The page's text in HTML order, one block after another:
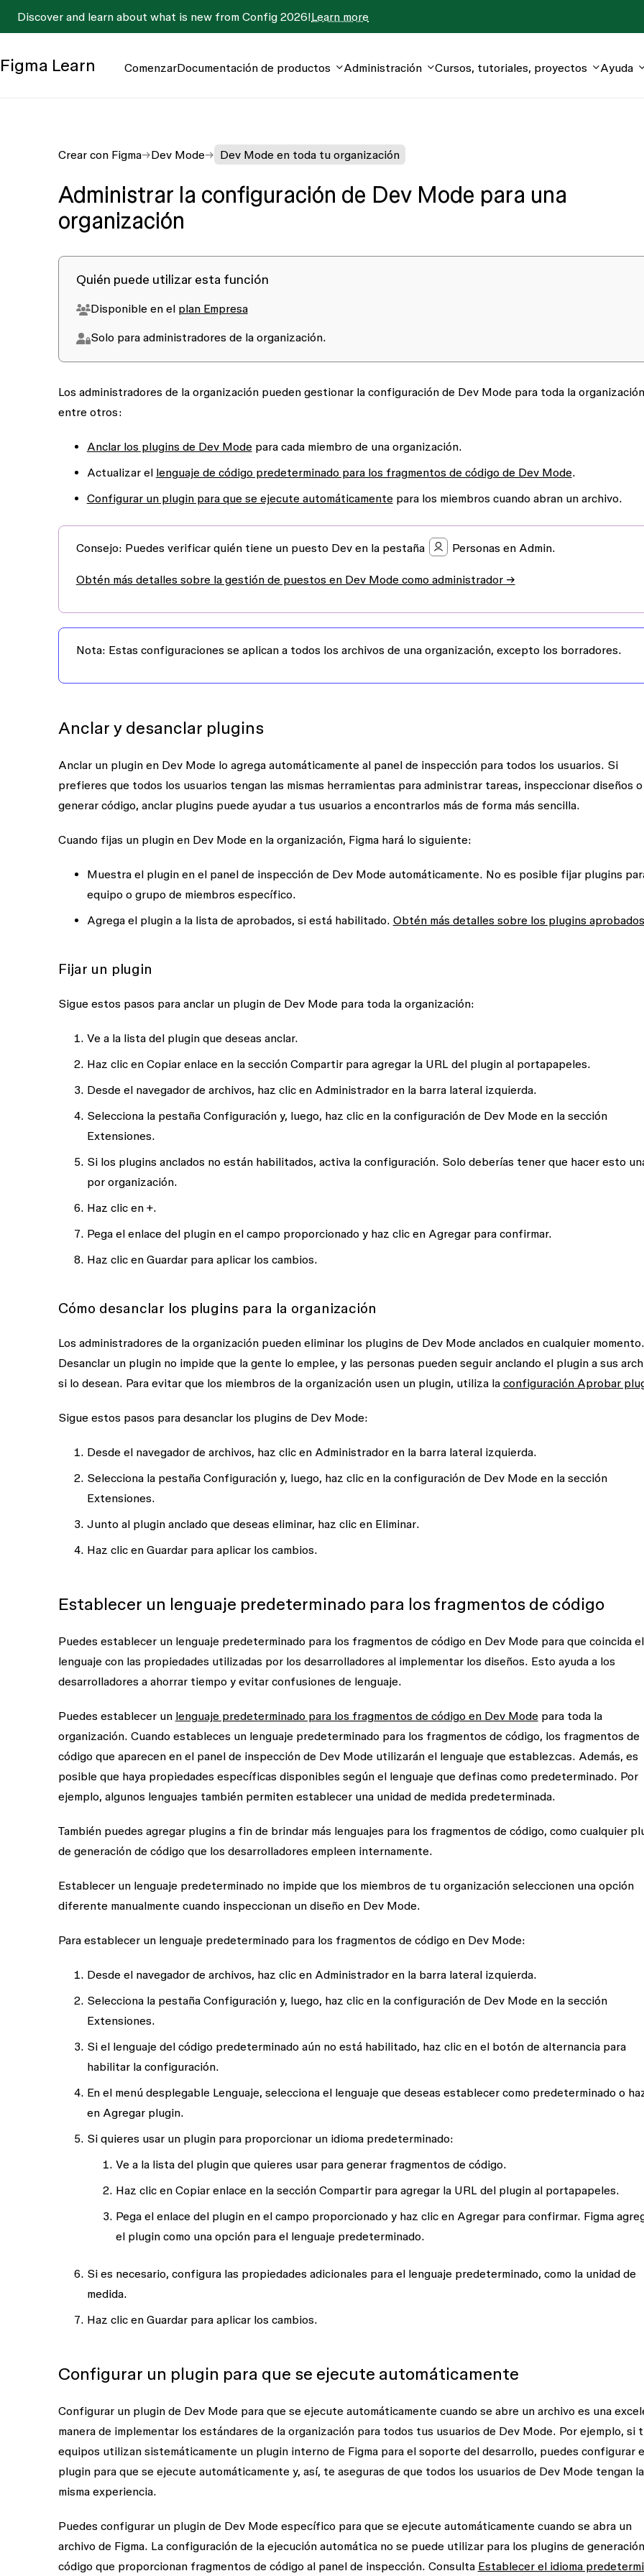
Discover and learn about what is new from Config 2026!Learn more
Figma Learn ComenzarDocumentación de productos Administración Cursos, tutoriales, proyectos Ayuda
Crear con Figma Dev Mode Dev Mode en toda tu organización
Administrar la configuración de Dev Mode para una
organización
Quién puede utilizar esta función
Disponible en el plan Empresa
Solo para administradores de la organización.
Los administradores de la organización pueden gestionar la configuración de Dev Mode para toda la
entre otros:
Anclar los plugins de Dev Modepara cada miembro de una organización.
Actualizar el lenguaje de código predeterminado para los fragmentos de código de Dev Mode.
Configurar un plugin para que se ejecute automáticamentepara los miembros cuando abran un archivo.
Consejo: Puedes verificar quién tiene un puesto Dev en la pestaña Personasen Admin.
Obtén más detalles sobre la gestión de puestos en Dev Mode como administrador →
Nota: Estas configuraciones se aplican a todos los archivos de una organización, excepto los borradores.
Anclar y desanclar plugins
Anclar un plugin en Dev Mode lo agrega automáticamente al panel de inspección para todos los usuarios. Si
prefieres que todos los usuarios tengan las mismas herramientas para administrar tareas, inspeccionar diseños o
generar código, anclar plugins puede ayudar a tus usuarios a encontrarlos más de forma más sencilla.
Cuando fijas un plugin en Dev Mode en la organización, Figma hará lo siguiente:
Muestra el plugin en el panel de inspección de Dev Mode automáticamente. No es posible fijar plugins
equipo o grupo de miembros específico.
Agrega el plugin a la lista de aprobados, si está habilitado. Obtén más detalles sobre los plugins
Fijar un plugin
Sigue estos pasos para anclar un plugin de Dev Mode para toda la organización:
Ve a la lista del plugin que deseas anclar.
Haz clic en Copiar enlaceen la sección Compartirpara agregar la URL del plugin al portapapeles.
Desde el navegador de archivos, haz clic en Administradoren la barra lateral izquierda.
Selecciona la pestaña Configuracióny, luego, haz clic en la configuración de Dev Modeen la sección
Extensiones.
Si los plugins ancladosno están habilitados, activa la configuración. Solo deberías tener que hacer esto
por organización.
Haz clic en +.
Pega el enlace del plugin en el campo proporcionado y haz clic en Agregarpara confirmar.
Haz clic en Guardarpara aplicar los cambios.
Cómo desanclar los plugins para la organización
Los administradores de la organización pueden eliminar los plugins de Dev Mode anclados en cualquier momento.
Desanclar un plugin no impide que la gente lo emplee, y las personas pueden seguir anclando el plugin a sus
si lo desean. Para evitar que los miembros de la organización usen un plugin, utiliza la configuración Aprobar
Sigue estos pasos para desanclar los plugins de Dev Mode:
Desde el navegador de archivos, haz clic en Administradoren la barra lateral izquierda.
Selecciona la pestaña Configuracióny, luego, haz clic en la configuración de Dev Modeen la sección
Extensiones.
Junto al plugin anclado que deseas eliminar, haz clic en Eliminar.
Haz clic en Guardarpara aplicar los cambios.
Establecer un lenguaje predeterminado para los fragmentos de código
Puedes establecer un lenguaje predeterminado para los fragmentos de código en Dev Mode para que coincida el
lenguaje con las propiedades utilizadas por los desarrolladores al implementar los diseños. Esto ayuda a los
desarrolladores a ahorrar tiempo y evitar confusiones de lenguaje.
Puedes establecer un lenguaje predeterminado para los fragmentos de código en Dev Modepara toda la
organización. Cuando estableces un lenguaje predeterminado para los fragmentos de código, los fragmentos de
código que aparecen en el panel de inspección de Dev Mode utilizarán el lenguaje que establezcas. Además, es
posible que haya propiedades específicas disponibles según el lenguaje que definas como predeterminado. Por
ejemplo, algunos lenguajes también permiten establecer una unidad de medida predeterminada.
También puedes agregar plugins a fin de brindar más lenguajes para los fragmentos de código, como cualquier
de generación de código que los desarrolladores empleen internamente.
Establecer un lenguaje predeterminado no impide que los miembros de tu organización seleccionen una opción
diferente manualmente cuando inspeccionan un diseño en Dev Mode.
Para establecer un lenguaje predeterminado para los fragmentos de código en Dev Mode:
Desde el navegador de archivos, haz clic en Administradoren la barra lateral izquierda.
Selecciona la pestaña Configuracióny, luego, haz clic en la configuración de Dev Modeen la sección
Extensiones.
Si el lenguaje del código predeterminado aún no está habilitado, haz clic en el botón de alternancia para
habilitar la configuración.
En el menú desplegable Lenguaje, selecciona el lenguaje que deseas establecer como predeterminado o
en Agregar plugin.
Si quieres usar un plugin para proporcionar un idioma predeterminado:
Ve a la lista del plugin que quieres usar para generar fragmentos de código.
Haz clic en Copiar enlaceen la sección Compartirpara agregar la URL del plugin al portapapeles.
Pega el enlace del plugin en el campo proporcionado y haz clic en Agregarpara confirmar. Figma
el plugin como una opción para el lenguaje predeterminado.
Si es necesario, configura las propiedades adicionales para el lenguaje predeterminado, como la unidad de
medida.
Haz clic en Guardarpara aplicar los cambios.
Configurar un plugin para que se ejecute automáticamente
Configurar un plugin de Dev Mode para que se ejecute automáticamente cuando se abre un archivo es una
manera de implementar los estándares de la organización para todos tus usuarios de Dev Mode. Por ejemplo, si
equipos utilizan sistemáticamente un plugin interno de Figma para el soporte del desarrollo, puedes configurar
plugin para que se ejecute automáticamente y, así, te aseguras de que todos los usuarios de Dev Mode tengan la
misma experiencia.
Puedes configurar un plugin de Dev Mode específico para que se ejecute automáticamente cuando se abra un
archivo de Figma. La configuración de la ejecución automática no se puede utilizar para los plugins de
código que proporcionan fragmentos de código al panel de inspección. Consulta Establecer el idioma